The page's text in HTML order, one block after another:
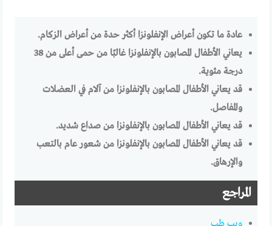
عادة ما تكون أعراض الإنفلونزا أكثر حدة من أعراض الزكام.
يعاني الأطفال المصابون بالإنفلونزا غالبًا من حمى أعلى من 38
درجة مئوية.
قد يعاني الأطفال المصابون بالإنفلونزا من آلام في العضلات
والمفاصل.
قد يعاني الأطفال المصابون بالإنفلونزا من صداع شديد.
قد يعاني الأطفال المصابون بالإنفلونزا من شعور عام بالتعب
والإرهاق.
المراجع
ويب طب